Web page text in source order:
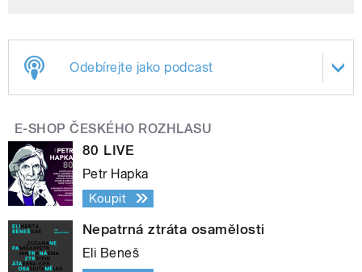
Odebírejte jako podcast
E-SHOP ČESKÉHO ROZHLASU
80 LIVE
Petr Hapka
Koupit
Nepatrná ztráta osamělosti
Eli Beneš